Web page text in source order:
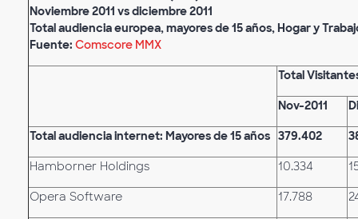
Noviembre 2011 vs diciembre 2011
Total audiencia europea, mayores de 15 años, Hogar y
Fuente: Comscore MMX
Total
Nov-2011
Total audiencia internet: Mayores de 15 años 379.402
Hamborner Holdings 10.334
Opera Software 17.788